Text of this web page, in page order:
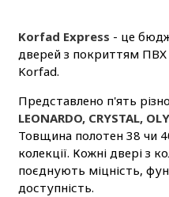
Korfad Express - це
дверей з покриттям ПВХ
Korfad.
Представлено п'ять
LEONARDO, CRYSTAL,
Товщина полотен 38 чи
колекції. Кожні двері з
поєднують міцність,
доступність.